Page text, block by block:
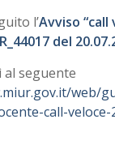
l’Avviso “call
del
seguente
web/
call-veloce-